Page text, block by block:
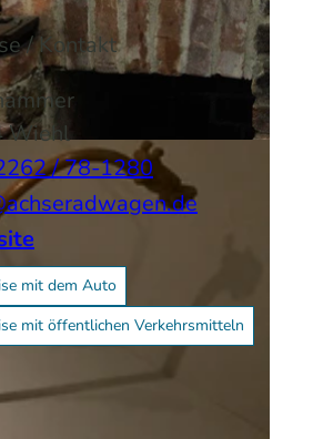
/ Kontakt
Wiehl
/ 78-1280
mit dem Auto
mit öffentlichen Verkehrsmitteln